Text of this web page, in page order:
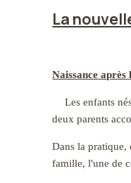
La
Naissance
Les enfants
deux parents
Dans la pratique,
famille, l'une de